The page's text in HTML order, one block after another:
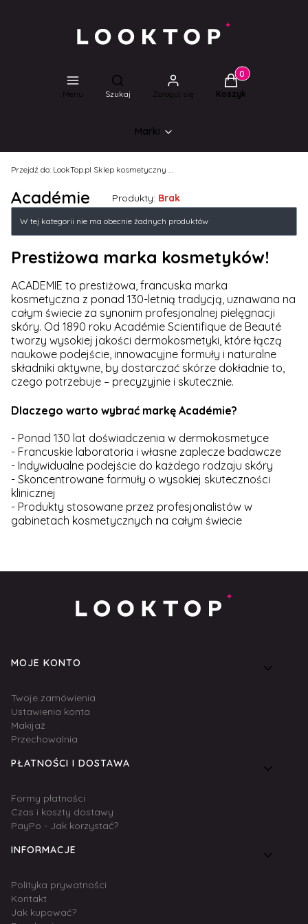
Menu
Otwórz wyszukiwarkę
Szukaj Zaloguj się
Produkty w
Koszyk
Marki
Przejdź do: LookTop.pl Sklep kosmetyczny dla wyjątkowych kobiet!
Académie Produkty: Brak
Lista produktów
W tej kategorii nie ma obecnie żadnych produktów
Prestiżowa marka kosmetyków!
ACADEMIE to prestiżowa, francuska marka
kosmetyczna z ponad 130-letnią tradycją, uznawana na
całym świecie za synonim profesjonalnej pielęgnacji
skóry. Od 1890 roku Académie Scientifique de Beauté
tworzy wysokiej jakości dermokosmetyki, które łączą
naukowe podejście, innowacyjne formuły i naturalne
składniki aktywne, by dostarczać skórze dokładnie to,
czego potrzebuje – precyzyjnie i skutecznie.
Dlaczego warto wybrać markę Académie?
- Ponad 130 lat doświadczenia w dermokosmetyce
- Francuskie laboratoria i własne zaplecze badawcze
- Indywidualne podejście do każdego rodzaju skóry
- Skoncentrowane formuły o wysokiej skuteczności
klinicznej
- Produkty stosowane przez profesjonalistów w
gabinetach kosmetycznych na całym świecie
Linki w stopce
MOJE KONTO
Twoje zamówienia
Ustawienia konta
Makijaż
Przechowalnia
PŁATNOŚCI I DOSTAWA
Formy płatności
Czas i koszty dostawy
PayPo - Jak korzystać?
INFORMACJE
Polityka prywatności
Kontakt
Jak kupować?